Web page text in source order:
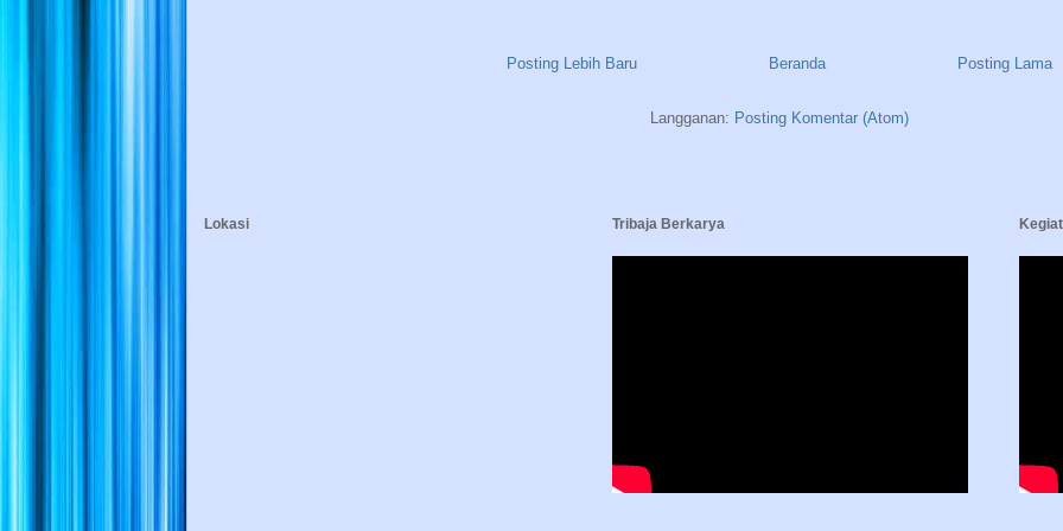
Posting Lebih Baru Posting Lama
Beranda
Langganan: Posting Komentar (Atom)
Lokasi Tribaja Berkarya